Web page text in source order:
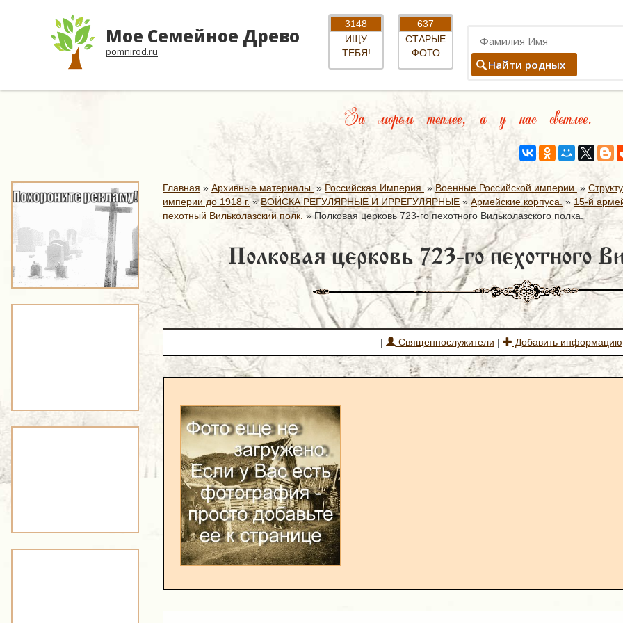
Мое Семейное Древо
pomnirod.ru
3148
ИЩУ
ТЕБЯ!
637
СТАРЫЕ
ФОТО
Найти родных
За морем теплее, а у нас светлее.
Главная » Архивные материалы. »Российская Империя. »Военные Российской империи. »
империи до 1918 г.»ВОЙСКА РЕГУЛЯРНЫЕ И ИРРЕГУЛЯРНЫЕ » Армейские корпуса. » 15-й
пехотный Вильколазский полк. »Полковая церковь 723-го пехотного Вильколазского полка.
Полковая церковь 723-го пехотного
| Священнослужители | Добавить информацию